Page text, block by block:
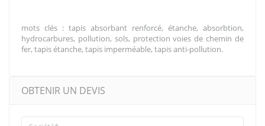
mots clés : tapis absorbant renforcé, étanche, absorbtion,
hydrocarbures, pollution, sols, protection voies de chemin de
fer, tapis étanche, tapis imperméable, tapis anti-pollution.
OBTENIR UN DEVIS